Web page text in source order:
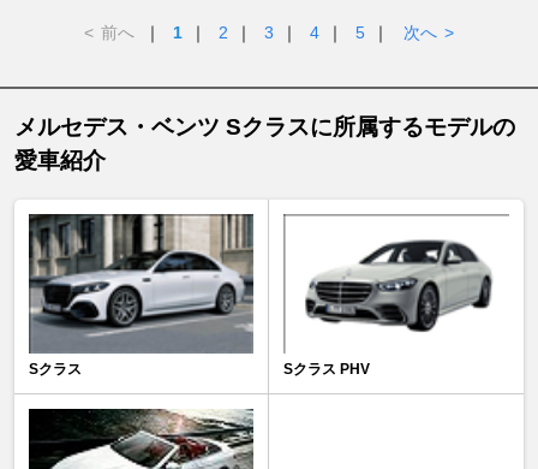
< 前へ ｜ 1 ｜ 2 ｜ 3 ｜ 4 ｜ 5 ｜ 次へ >
メルセデス・ベンツ Sクラスに所属するモデルの
愛車紹介
Sクラス Sクラス PHV